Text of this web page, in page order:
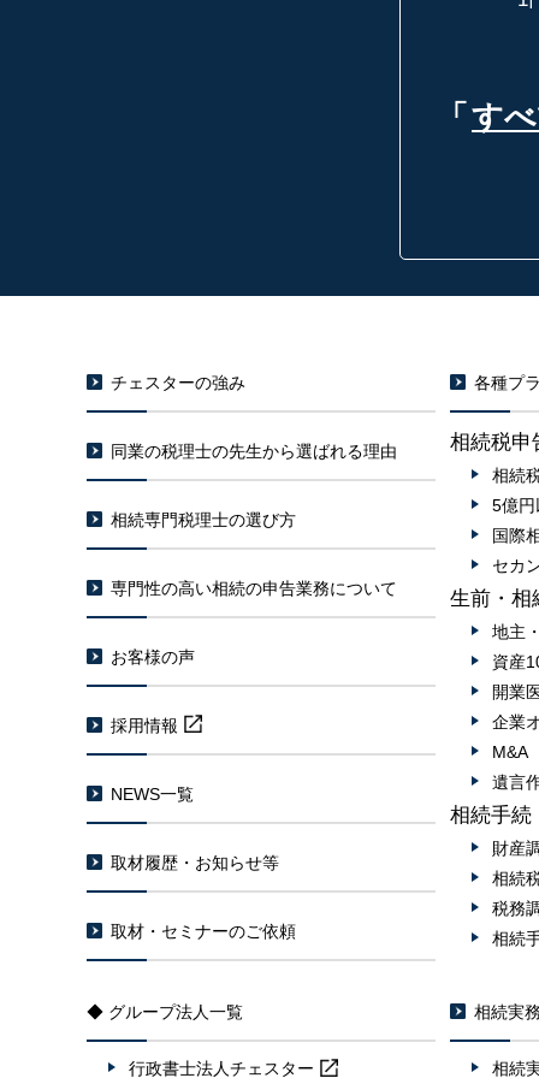
「 す
チェスターの強み
同業の税理士の先生から選ばれる理由
相続専門税理士の選び方
専門性の高い相続の申告業務について
お客様の声
採用情報
NEWS一覧
取材履歴・お知らせ等
取材・セミナーのご依頼
各種プ
相続税申
相続
5億
国際
セカ
生前・相
地主
資産
開業
企業
M&A
遺言
相続手続
財産
相続
税務
相続
◆ グループ法人一覧
行政書士法人チェスター
相続実
相続